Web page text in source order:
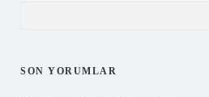
SON YORUMLAR